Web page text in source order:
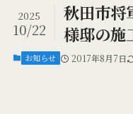
秋田市将
様邸の施
2025
10/22
お知らせ 2017年8月7日